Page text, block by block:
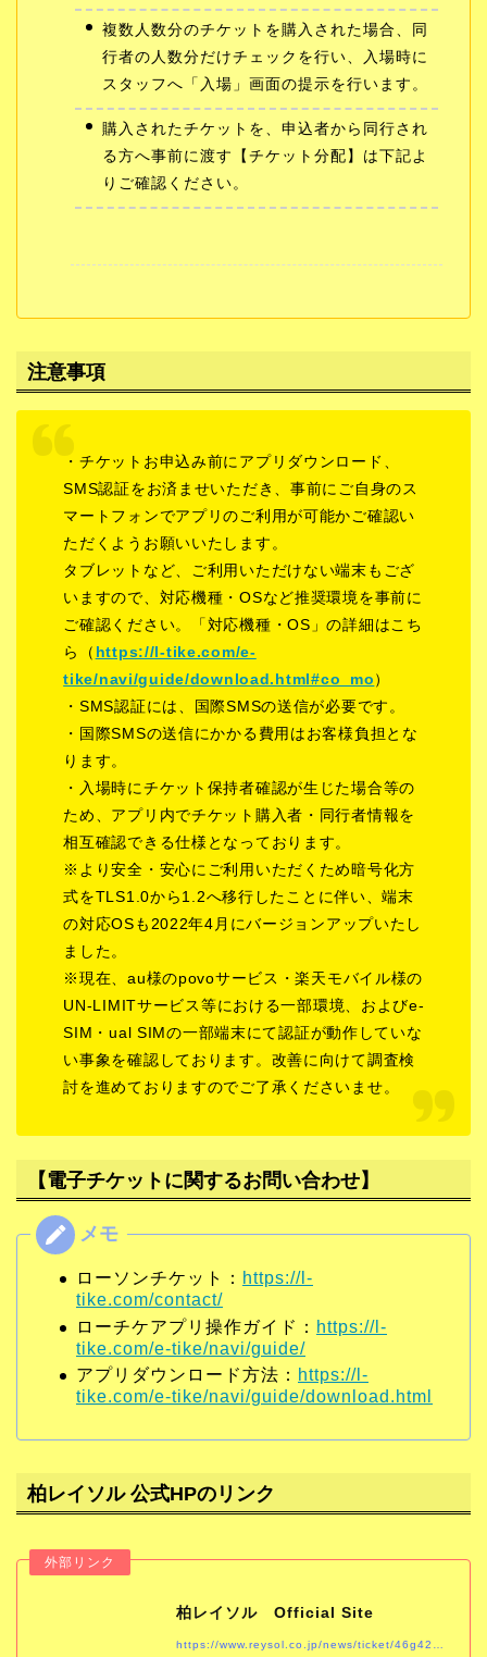
複数人数分のチケットを購入された場合、同
行者の人数分だけチェックを行い、入場時に
スタッフへ「入場」画面の提示を行います。
購入されたチケットを、申込者から同行され
る方へ事前に渡す【チケット分配】は下記よ
りご確認ください。
注意事項
・チケットお申込み前にアプリダウンロード、
SMS認証をお済ませいただき、事前にご自身のス
マートフォンでアプリのご利用が可能かご確認い
ただくようお願いいたします。
タブレットなど、ご利用いただけない端末もござ
いますので、対応機種・OSなど推奨環境を事前に
ご確認ください。「対応機種・OS」の詳細はこち
ら（ https://l-tike.com/e-
tike/navi/guide/download.html#co_mo）
・SMS認証には、国際SMSの送信が必要です。
・国際SMSの送信にかかる費用はお客様負担とな
ります。
・入場時にチケット保持者確認が生じた場合等の
ため、アプリ内でチケット購入者・同行者情報を
相互確認できる仕様となっております。
※より安全・安心にご利用いただくため暗号化方
式をTLS1.0から1.2へ移行したことに伴い、端末
の対応OSも2022年4月にバージョンアップいたし
ました。
※現在、au様のpovoサービス・楽天モバイル様の
UN-LIMITサービス等における一部環境、およびe-
SIM・ual SIMの一部端末にて認証が動作していな
い事象を確認しております。改善に向けて調査検
討を進めておりますのでご了承くださいませ。
【電子チケットに関するお問い合わせ】
ローソンチケット： https://l-
tike.com/contact/
ローチケアプリ操作ガイド： https://l-
tike.com/e-tike/navi/guide/
アプリダウンロード方法： https://l-
tike.com/e-tike/navi/guide/download.html
柏レイソル 公式HPのリンク
柏レイソル Official Site
https://www.reysol.co.jp/news/ticket/46g426-1.html